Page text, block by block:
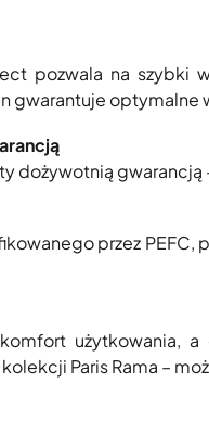
pozwala na
gwarantuje
dożywotnią
przez PEFC,
użytkowania,
Paris Rama –